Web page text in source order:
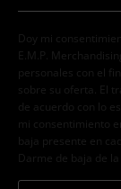
Doy mi
E.M.P.
personales con el
sobre su oferta. El
de acuerdo con lo
mi consentimiento
baja presente en
Darme de baja de